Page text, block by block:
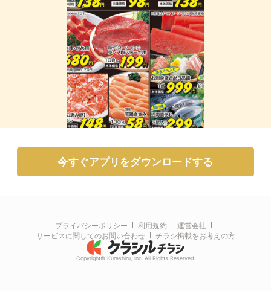
今すぐアプリをダウンロードする
プライバシーポリシー 利用規約
運営会社
サービスに関してのお問い合わせ
チラシ掲載をお考えの方
Copyright© Kurashiru, Inc. All Rights Reserved.